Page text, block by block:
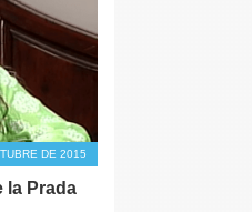
DE 2015
la Prada